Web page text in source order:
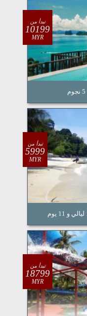
تبدأ من
10199
MYR
تبدأ من
5999
MYR
تبدأ من
18799
MYR